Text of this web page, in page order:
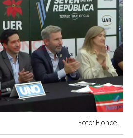
Foto: Elonce.